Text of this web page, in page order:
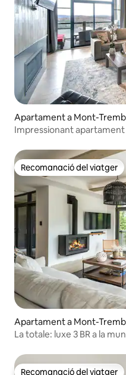
Apartament a Mont-
Impressionant apartament
Recomanació del viatger
Recomanació del viatger
Apartament a Mont-
La totale: luxe 3 BR a
Recomanació del viatger